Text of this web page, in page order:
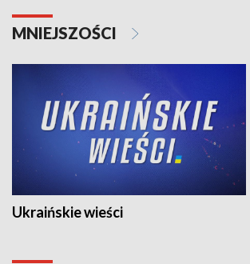
MNIEJSZOŚCI
Ukraińskie wieści